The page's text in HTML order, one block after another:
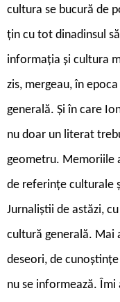
cultura se bucură de
țin cu tot dinadinsul
informația și cultura
zis, mergeau, în
generală. Și în care
nu doar un literat
geometru. Memoriile
de referințe culturale
Jurnaliștii de astăzi,
cultură generală. Mai
deseori, de
nu se informează.